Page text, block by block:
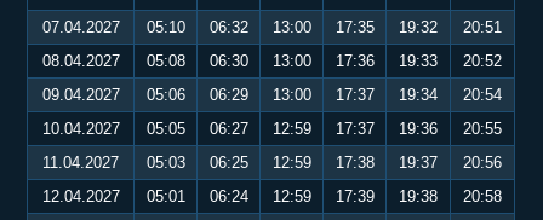
07.04.2027
05:10 06:32 13:00 17:35 19:32
20:51
08.04.2027
05:08 06:30 13:00 17:36 19:33
20:52
09.04.2027
05:06 06:29 13:00 17:37 19:34
20:54
10.04.2027
05:05 06:27 12:59 17:37 19:36
20:55
11.04.2027
05:03 06:25 12:59 17:38 19:37
20:56
12.04.2027
05:01 06:24 12:59 17:39 19:38 20:58